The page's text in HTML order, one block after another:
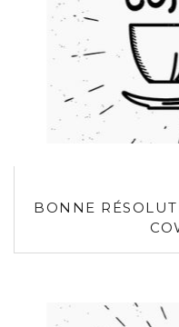
BONNE